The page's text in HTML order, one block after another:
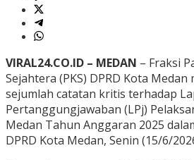
VIRAL24.CO.ID – MEDAN – Fraksi
Sejahtera (PKS) DPRD Kota
sejumlah catatan kritis terhadap
Pertanggungjawaban (LPj)
Medan Tahun Anggaran 2025
DPRD Kota Medan, Senin (15/6/